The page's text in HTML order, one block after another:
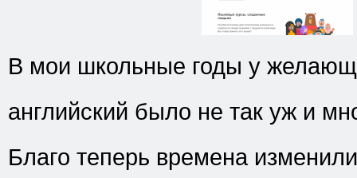
В мои школьные годы у
английский было не так уж и
Благо теперь времена